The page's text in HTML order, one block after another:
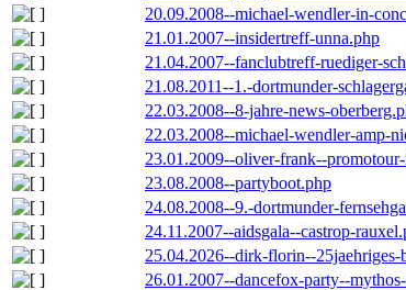
20.09.2008--michael-wendler-in-
21.01.2007--insidertreff-unna.php
21.04.2007--fanclubtreff-ruediger-
21.08.2011--1.-dortmunder-
22.03.2008--8-jahre-news-
22.03.2008--michael-wendler-amp-
23.01.2009--oliver-frank--
23.08.2008--partyboot.php
24.08.2008--9.-dortmunder-
24.11.2007--aidsgala--castrop-
25.04.2026--dirk-florin--25jaehriges-
26.01.2007--dancefox-party--